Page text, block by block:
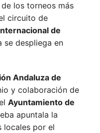
de los torneos más
circuito de
de
se despliega en
Andaluza de
y colaboración de
Ayuntamiento de
apuntala la
locales por el